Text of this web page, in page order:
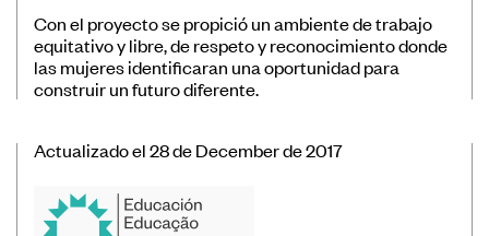
Sistema de recolección de datos de
público de museos
Panorama de los museos en
Iberoamérica
Banco de Buenas Prácticas
Publicaciones Ibermuseos
Actualizado el 28 de December de 2017
Con el proyecto se propició un ambiente de trabajo
equitativo y libre, de respeto y reconocimiento donde
las mujeres identificaran una oportunidad para
construir un futuro diferente.